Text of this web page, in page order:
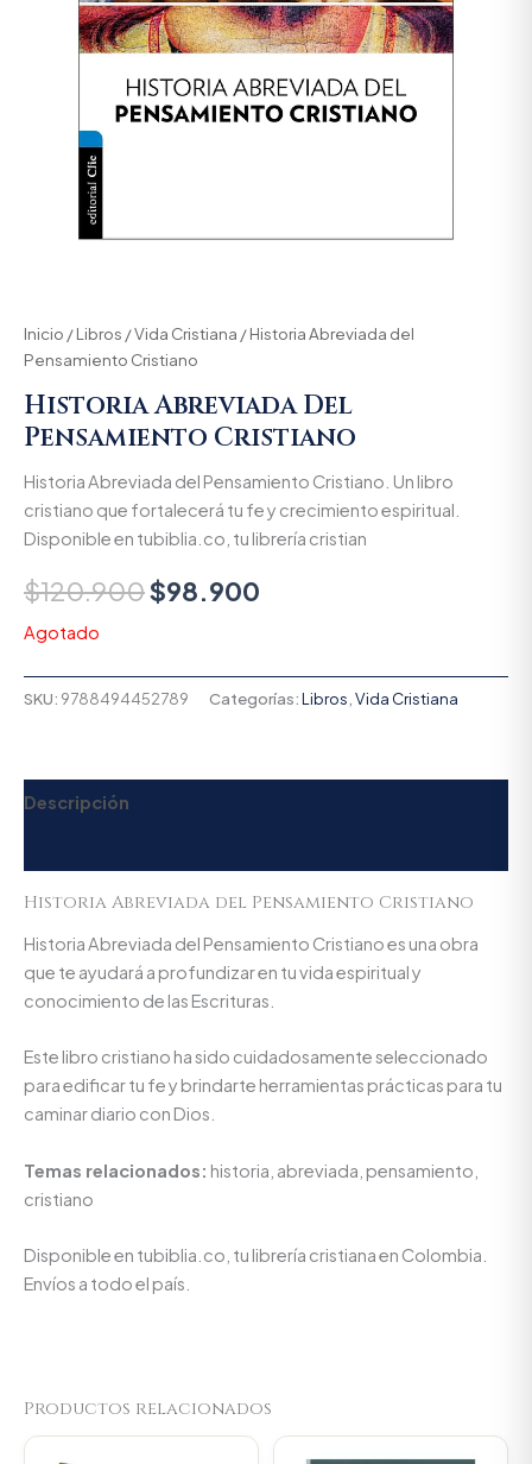
Inicio /Libros /Vida Cristiana / Historia Abreviada del
Pensamiento Cristiano
Historia Abreviada Del
Pensamiento Cristiano
Historia Abreviada del Pensamiento Cristiano. Un libro
cristiano que fortalecerá tu fe y crecimiento espiritual.
Disponible en tubiblia.co, tu librería cristian
$120.900$98.900
Agotado
SKU: 9788494452789 Categorías:Libros Vida Cristiana
Descripción
Historia Abreviada del Pensamiento Cristiano
Historia Abreviada del Pensamiento Cristiano es una obra
que te ayudará a profundizar en tu vida espiritual y
conocimiento de las Escrituras.
Este libro cristiano ha sido cuidadosamente seleccionado
para edificar tu fe y brindarte herramientas prácticas para tu
caminar diario con Dios.
Temas relacionados: historia, abreviada, pensamiento,
cristiano
Disponible en tubiblia.co, tu librería cristiana en Colombia.
Envíos a todo el país.
Productos relacionados
Current
Current